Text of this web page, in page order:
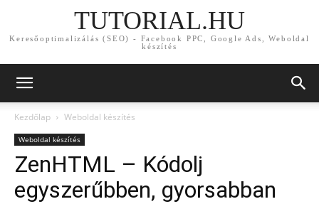
TUTORIAL.HU
Keresőoptimalizálás (SEO) - Facebook PPC, Google Ads, Weboldal
készítés
Kezdőlap Weboldal készítés
Weboldal készítés
ZenHTML – Kódolj
egyszerűbben, gyorsabban